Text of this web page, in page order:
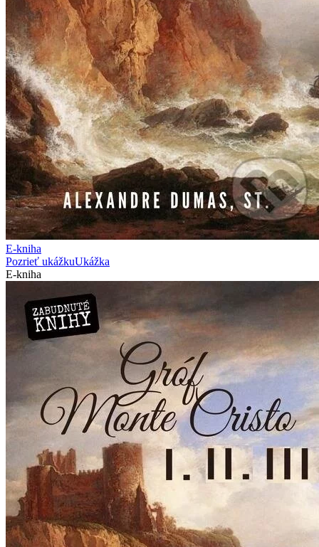
E-kniha
Pozrieť ukážkuUkážka
E-kniha